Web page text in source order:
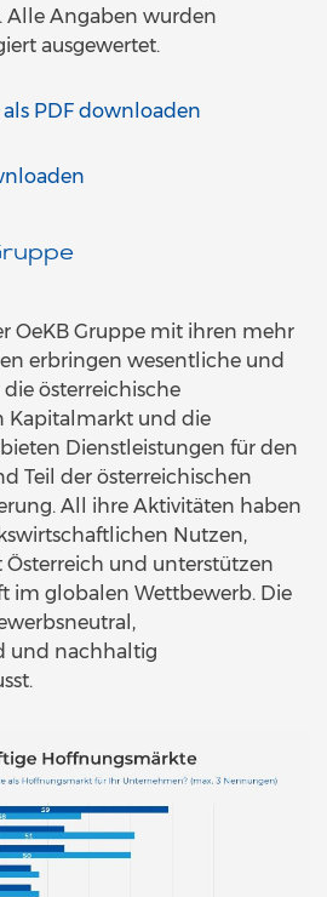
Alle Angaben wurden
ausgewertet.
PDF downloaden
OeKB Gruppe mit ihren mehr
erbringen wesentliche und
die österreichische
Kapitalmarkt und die
Dienstleistungen für den
Teil der österreichischen
All ihre Aktivitäten haben
Nutzen,
und unterstützen
im globalen Wettbewerb. Die
und nachhaltig